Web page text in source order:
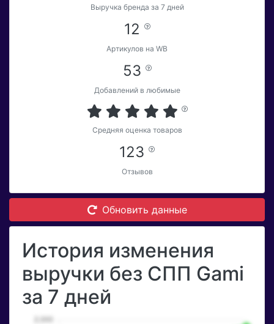
Выручка бренда за 7 дней
12
Артикулов на WB
53
Добавлений в любимые
Средняя оценка товаров
123
Отзывов
Обновить данные
История изменения
выручки без СПП Gami
за 7 дней